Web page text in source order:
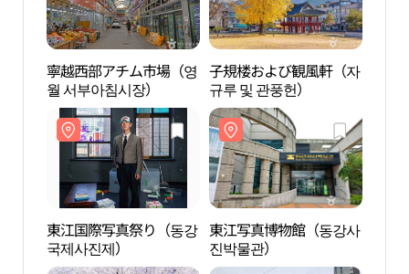
寧越西部アチム市場（영
월 서부아침시장）
子規楼および観風軒（자
규루 및 관풍헌）
東江国際写真祭り（동강
국제사진제）
東江写真博物館（동강사
진박물관）